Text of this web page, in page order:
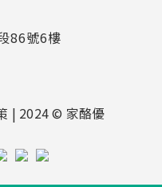
86號6樓
| 2024 © 家酪優